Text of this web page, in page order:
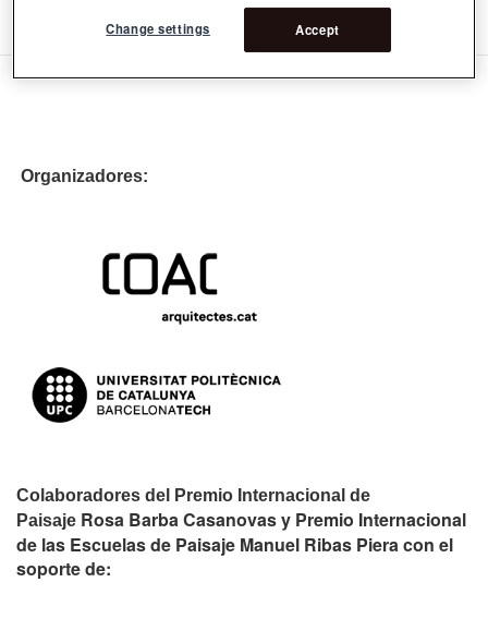
Organizadores:
Colaboradores del Premio Internacional de
Paisaje Rosa Barba Casanovas y Premio Internacional
de las Escuelas de Paisaje Manuel Ribas Piera con el
soporte de:
Accept
Change settings